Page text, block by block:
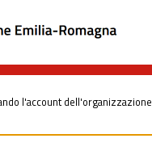
l'account dell'organizzazione